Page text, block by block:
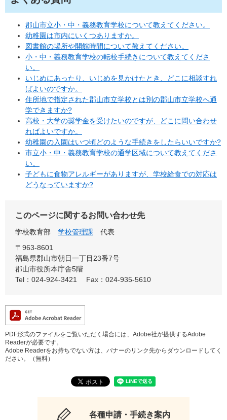
郡山市立小・中・義務教育学校について教えてください。
幼稚園は市内にいくつありますか。
図書館の場所や開館時間について教えてください。
小・中・義務教育学校の転校手続きについて教えてくださ
い。
いじめにあったり、いじめを見かけたとき、どこに相談すれ
ばよいのですか。
住所地で指定された郡山市立学校とは別の郡山市立学校へ通
学できますか?
高校・大学の奨学金を受けたいのですが、どこに問い合わせ
ればよいですか。
幼稚園の入園はいつ頃どのような手続きをしたらいいですか?
市立小・中・義務教育学校の通学区域について教えてくださ
い。
子どもに食物アレルギーがありますが、学校給食での対応は
どうなっていますか?
このページに関するお問い合わせ先
学校教育部 学校管理課
代表
〒963-8601
福島県郡山市朝日一丁目23番7号
郡山市役所本庁舎5階
Tel：024-924-3421
Fax：024-935-5610
PDF形式のファイルをご覧いただく場合には、Adobe社が提供するAdobe
Readerが必要です。
Adobe Readerをお持ちでない方は、バナーのリンク先からダウンロードしてく
ださい。（無料）
各種申請・手続き案内